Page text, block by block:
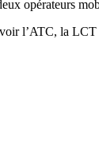
opérateurs
l’ATC, la